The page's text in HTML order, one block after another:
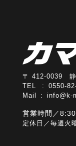
〒 412-0039 静
TEL : 0550-
Mail : info@k-
営業時間／
定休日／毎週火